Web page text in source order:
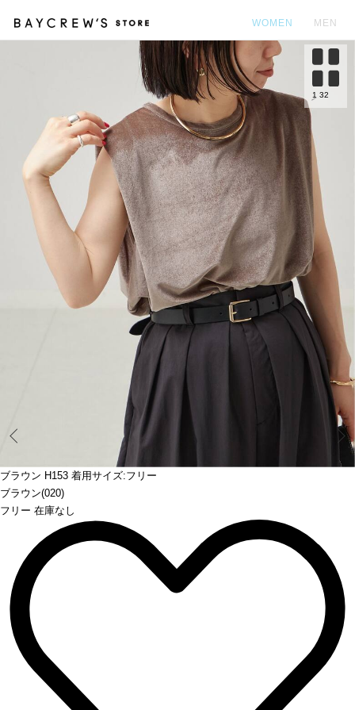
WOMEN MEN
ブラウン H153 着用サイズ:フリー
ブラウン(020)
フリー 在庫なし
1 32